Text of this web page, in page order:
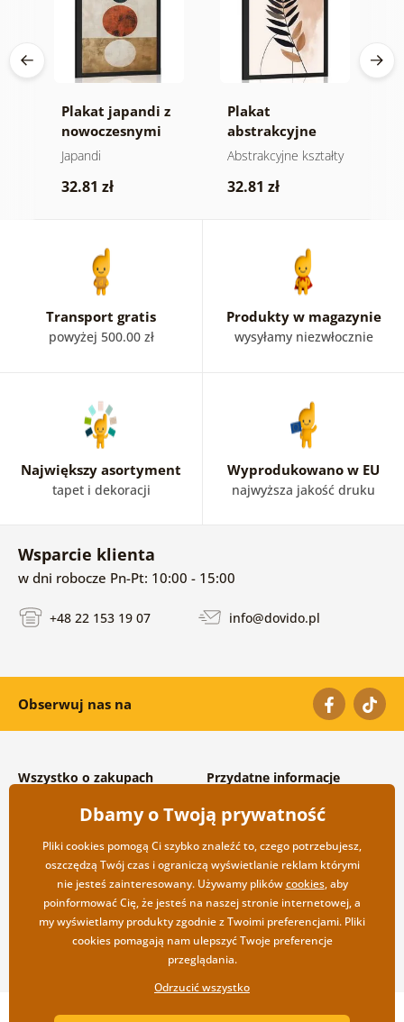
Plakat japandi z
nowoczesnymi
kręgami
Japandi
32.81 zł
Plakat
abstrakcyjne
kształty
paproci
Abstrakcyjne kształty
32.81 zł
Transport gratis
powyżej 500.00 zł
Produkty w magazynie
wysyłamy niezwłocznie
Największy asortyment
tapet i dekoracji
Wyprodukowano w EU
najwyższa jakość druku
Wsparcie klienta
w dni robocze Pn-Pt: 10:00 - 15:00
+48 22 153 19 07 info@dovido.pl
Obserwuj nas na
Wszystko o zakupach
Warunki handlowe i
reklamacyjne
Prywatność
Opcje wysyłki i płatności
Zwrot towarów
Przydatne informacje
Często zadawane pytania
Kontakt
Współpraca hurtowa
Dbamy o Twoją prywatność
Pliki cookies pomogą Ci szybko znaleźć to, czego potrzebujesz,
oszczędzą Twój czas i ograniczą wyświetlanie reklam którymi
nie jesteś zainteresowany. Używamy plikówcookies, aby
poinformować Cię, że jesteś na naszej stronie internetowej, a
my wyświetlamy produkty zgodnie z Twoimi preferencjami. Pliki
cookies pomagają nam ulepszyć Twoje preferencje
przeglądania.
Odrzucić wszystko